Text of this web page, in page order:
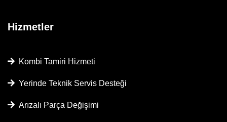
Hizmetler
Kombi Tamiri Hizmeti
Yerinde Teknik Servis Desteği
Arızalı Parça Değişimi